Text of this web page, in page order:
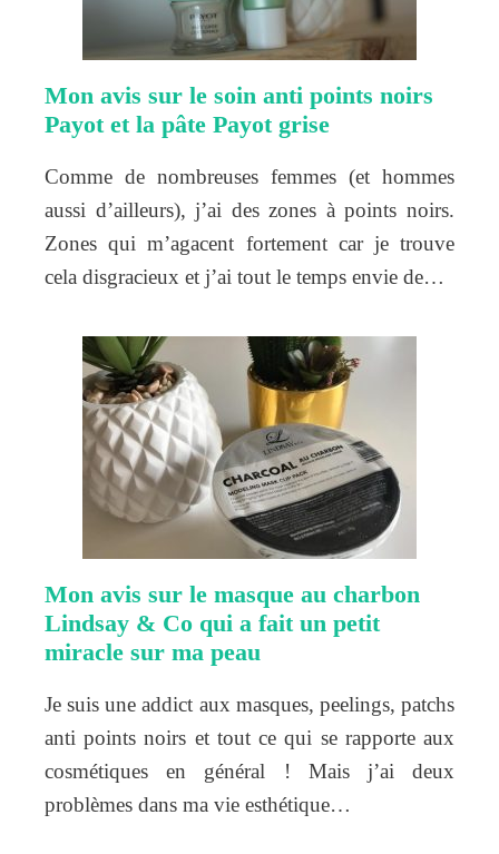
Mon avis sur le soin anti points noirs
Payot et la pâte Payot grise
Comme de nombreuses femmes (et hommes
aussi d’ailleurs), j’ai des zones à points noirs.
Zones qui m’agacent fortement car je trouve
cela disgracieux et j’ai tout le temps envie de…
Mon avis sur le masque au charbon
Lindsay & Co qui a fait un petit
miracle sur ma peau
Je suis une addict aux masques, peelings, patchs
anti points noirs et tout ce qui se rapporte aux
cosmétiques en général ! Mais j’ai deux
problèmes dans ma vie esthétique…